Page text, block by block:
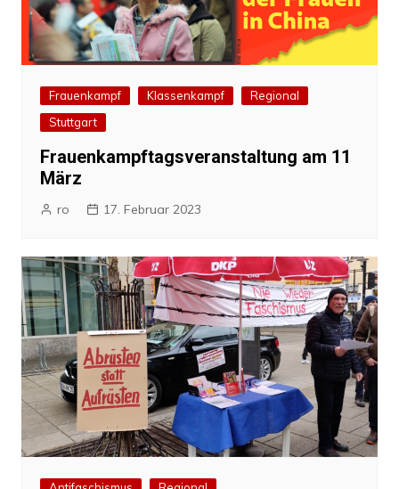
Frauenkampf Klassenkampf
Regional
Stuttgart
Frauenkampftagsveranstaltung am 11
März
ro 17. Februar 2023